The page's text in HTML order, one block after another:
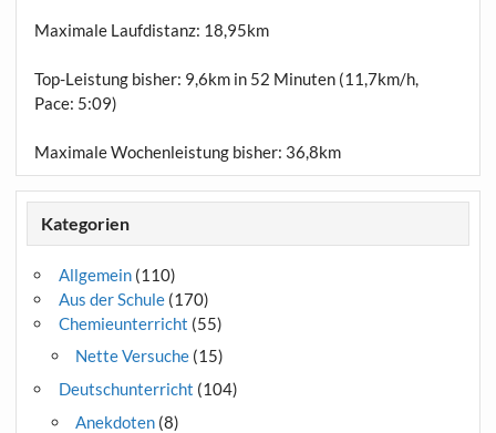
Maximale Laufdistanz: 18,95km
Top-Leistung bisher: 9,6km in 52 Minuten (11,7km/h,
Pace: 5:09)
Maximale Wochenleistung bisher: 36,8km
Kategorien
Allgemein(110)
Aus der Schule(170)
Chemieunterricht (55)
Nette Versuche(15)
Deutschunterricht (104)
Anekdoten(8)